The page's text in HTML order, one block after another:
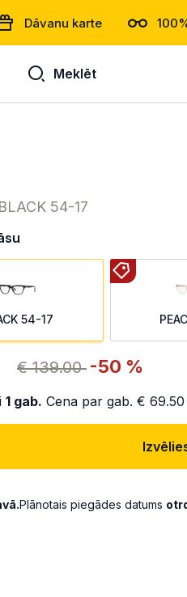
Dāvanu karte
Meklēt
54-17
54-17
€ 139.00 -50 %
1 gab. Cena par gab. € 69.50
Plānotais piegādes datums